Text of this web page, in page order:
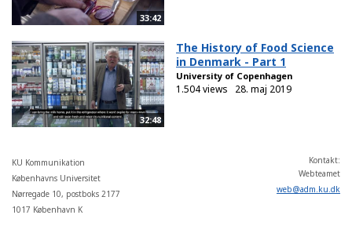
33:42
32:48
The History of Food Science
in Denmark - Part 1
University of Copenhagen
1.504 views 28. maj 2019
KU Kommunikation
Københavns Universitet
Nørregade 10, postboks 2177
1017 København K
Kontakt:
Webteamet
web@adm.ku.dk